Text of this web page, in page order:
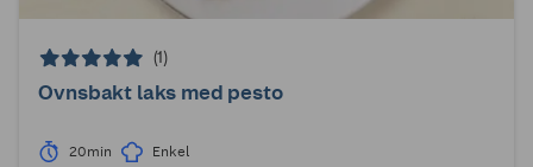
(1)
Ovnsbakt laks med pesto
20min Enkel